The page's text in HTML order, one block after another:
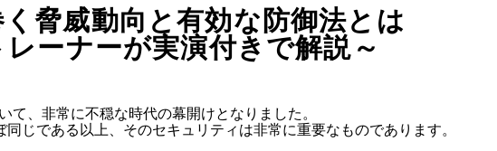
脅威動向と有効な防御法とは
ーナーが実演付きで解説～
て、非常に不穏な時代の幕開けとなりました。
じである以上、そのセキュリティは非常に重要なものであります。